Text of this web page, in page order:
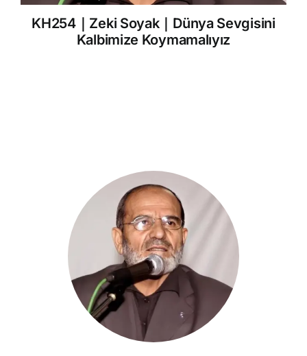
KH254｜Zeki Soyak｜Dünya Sevgisini
Kalbimize Koymamalıyız